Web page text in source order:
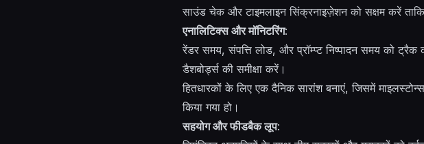
साउंड चेक और टाइमलाइन सिंक्रनाइज़ेशन को सक्षम करें
एनालिटिक्स और मॉनिटरिंग:
रेंडर समय, संपत्ति लोड, और प्रॉम्प्ट निष्पादन समय को
डैशबोर्ड्स की समीक्षा करें।
हितधारकों के लिए एक दैनिक सारांश बनाएं, जिसमें
किया गया हो।
सहयोग और फीडबैक लूप: